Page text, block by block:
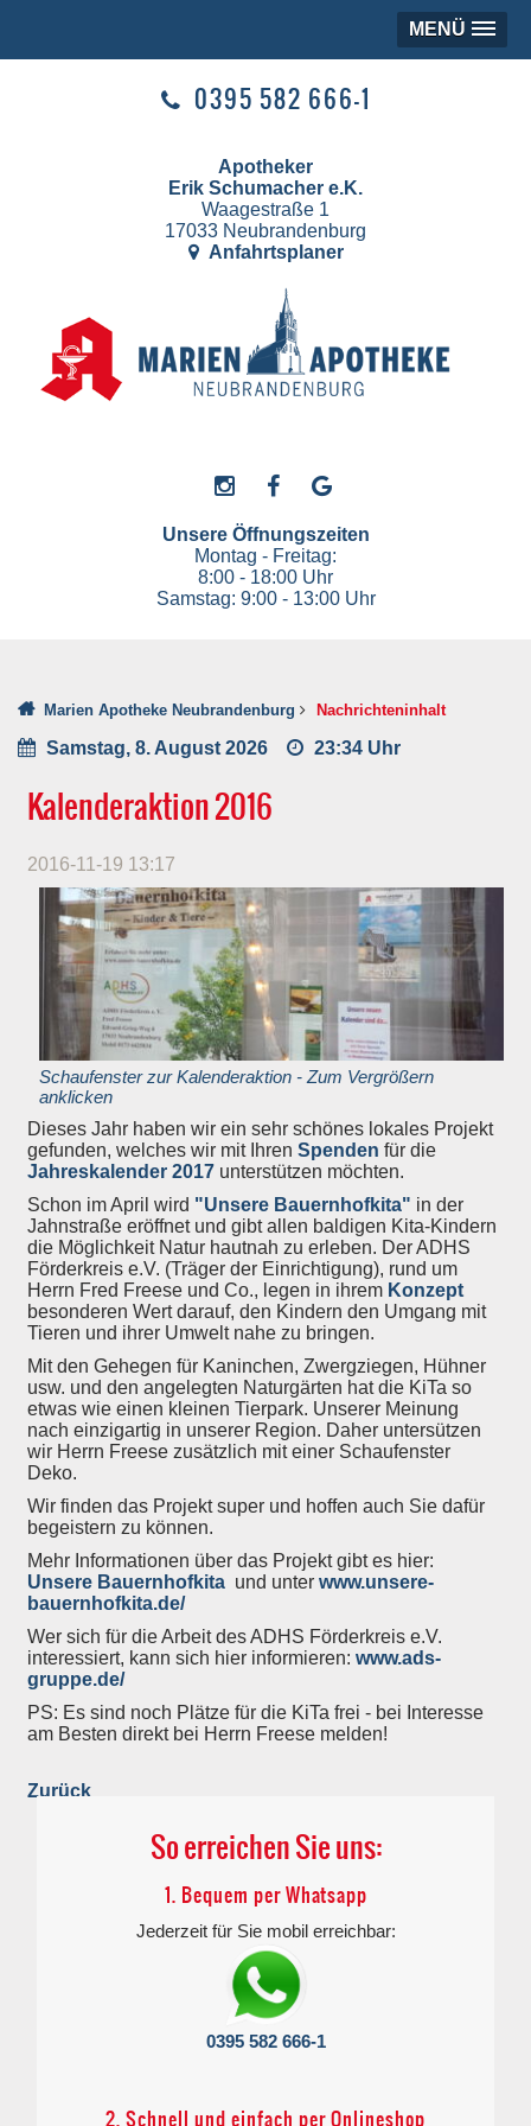
MENÜ
0395 582 666-1
Apotheker
Erik Schumacher e.K.
Waagestraße 1
17033 Neubrandenburg
Anfahrtsplaner
Unsere Öffnungszeiten
Montag - Freitag:
8:00 - 18:00 Uhr
Samstag: 9:00 - 13:00 Uhr
Marien Apotheke Neubrandenburg Nachrichteninhalt
Samstag, 8. August 2026 23:34 Uhr
Kalenderaktion 2016
2016-11-19 13:17
Schaufenster zur Kalenderaktion - Zum Vergrößern
anklicken
Dieses Jahr haben wir ein sehr schönes lokales Projekt
gefunden, welches wir mit IhrenSpenden für die
Jahreskalender 2017 unterstützen möchten.
Schon im April wird "Unsere Bauernhofkita" in der
Jahnstraße eröffnet und gibt allen baldigen Kita-Kindern
die Möglichkeit Natur hautnah zu erleben. Der ADHS
Förderkreis e.V. (Träger der Einrichtigung), rund um
Herrn Fred Freese und Co., legen in ihrem Konzept
besonderen Wert darauf, den Kindern den Umgang mit
Tieren und ihrer Umwelt nahe zu bringen.
Mit den Gehegen für Kaninchen, Zwergziegen, Hühner
usw. und den angelegten Naturgärten hat die KiTa so
etwas wie einen kleinen Tierpark. Unserer Meinung
nach einzigartig in unserer Region. Daher untersützen
wir Herrn Freese zusätzlich mit einer Schaufenster
Deko.
Wir finden das Projekt super und hoffen auch Sie dafür
begeistern zu können.
Mehr Informationen über das Projekt gibt es hier:
Unsere Bauernhofkita und unterwww.unsere-
bauernhofkita.de/
Wer sich für die Arbeit des ADHS Förderkreis e.V.
interessiert, kann sich hier informieren:www.ads-
gruppe.de/
PS: Es sind noch Plätze für die KiTa frei - bei Interesse
am Besten direkt bei Herrn Freese melden!
Zurück
So erreichen Sie uns:
1. Bequem per Whatsapp
Jederzeit für Sie mobil erreichbar:
0395 582 666-1
2. Schnell und einfach per Onlineshop